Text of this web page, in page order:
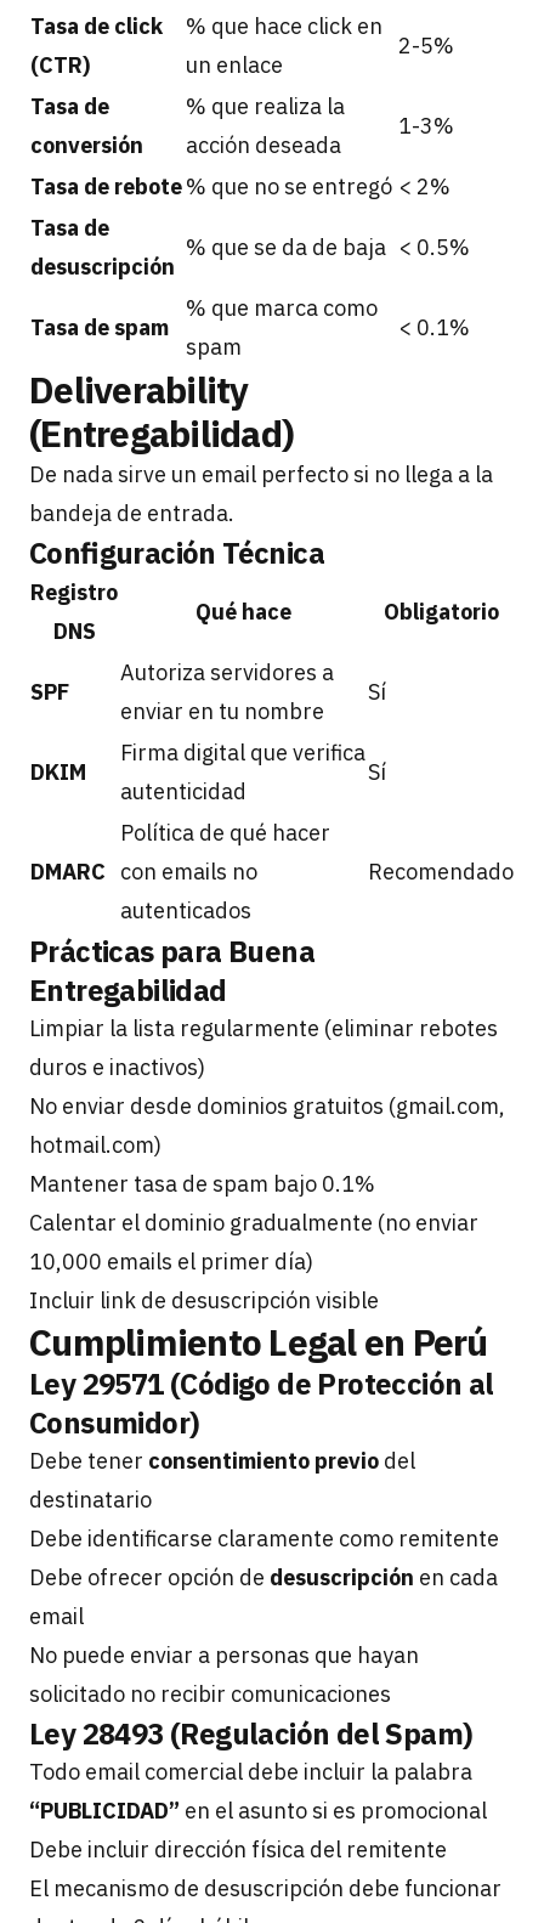
Tasa de click
(CTR)
% que hace click en
un enlace
2-5%
Tasa de
conversión
% que realiza la
acción deseada
1-3%
Tasa de rebote% que no se entregó < 2%
Tasa de
desuscripción
% que se da de baja < 0.5%
Tasa de spam
% que marca como
spam
< 0.1%
Deliverability
(Entregabilidad)
De nada sirve un email perfecto si no llega a la
bandeja de entrada.
Configuración Técnica
Registro
DNS
Qué hace Obligatorio
SPF
Autoriza servidores a
enviar en tu nombre
Sí
DKIM
Firma digital que verifica
autenticidad
Sí
DMARC
Política de qué hacer
con emails no
autenticados
Recomendado
Prácticas para Buena
Entregabilidad
Limpiar la lista regularmente (eliminar rebotes
duros e inactivos)
No enviar desde dominios gratuitos (gmail.com,
hotmail.com)
Mantener tasa de spam bajo 0.1%
Calentar el dominio gradualmente (no enviar
10,000 emails el primer día)
Incluir link de desuscripción visible
Cumplimiento Legal en Perú
Ley 29571 (Código de Protección al
Consumidor)
Debe tener consentimiento previo del
destinatario
Debe identificarse claramente como remitente
Debe ofrecer opción de desuscripción en cada
email
No puede enviar a personas que hayan
solicitado no recibir comunicaciones
Ley 28493 (Regulación del Spam)
Todo email comercial debe incluir la palabra
“PUBLICIDAD” en el asunto si es promocional
Debe incluir dirección física del remitente
El mecanismo de desuscripción debe funcionar